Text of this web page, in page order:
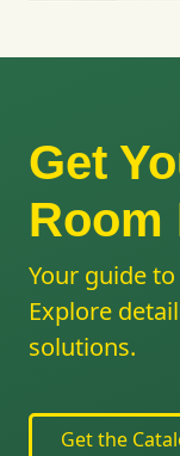
Get
Room
Your guide
Explore
solutions.
Get the